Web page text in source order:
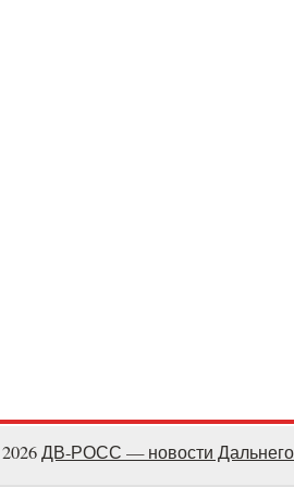
ДВ-РОСС — новости Дальнего